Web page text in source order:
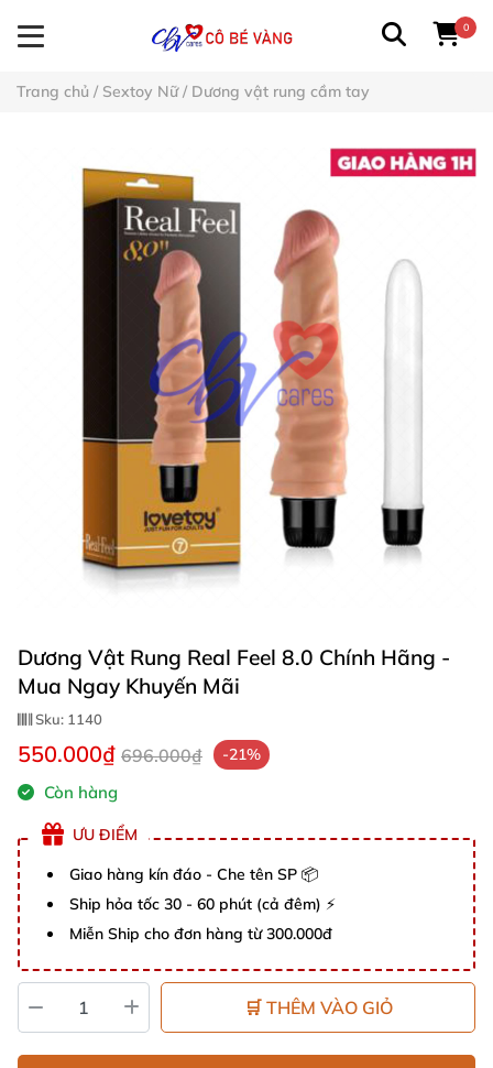
0
Trang chủ / Sextoy Nữ/ Dương vật rung cầm tay
Dương Vật Rung Real Feel 8.0 Chính Hãng -
Mua Ngay Khuyến Mãi
Sku: 1140
550.000₫ 696.000₫ -21%
Còn hàng
ƯU ĐIỂM
Giao hàng kín đáo - Che tên SP 📦
Ship hỏa tốc 30 - 60 phút (cả đêm) ⚡
Miễn Ship cho đơn hàng từ 300.000đ
🛒 THÊM VÀO GIỎ